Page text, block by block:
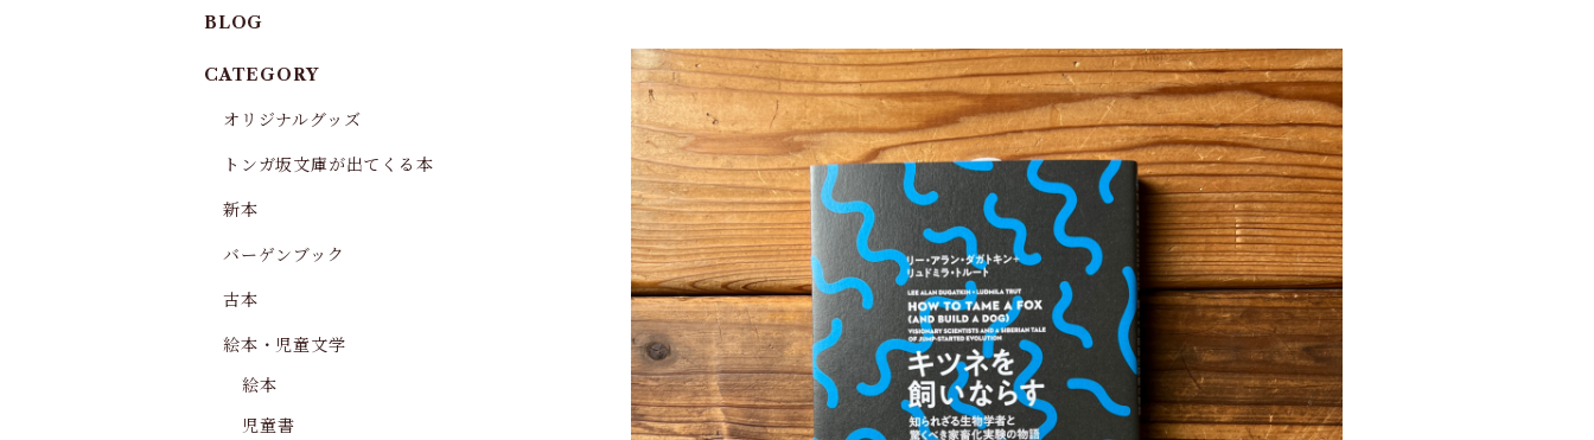
BLOG
CATEGORY
オリジナルグッズ
トンガ坂文庫が出てくる本
新本
バーゲンブック
古本
絵本・児童文学
絵本
児童書